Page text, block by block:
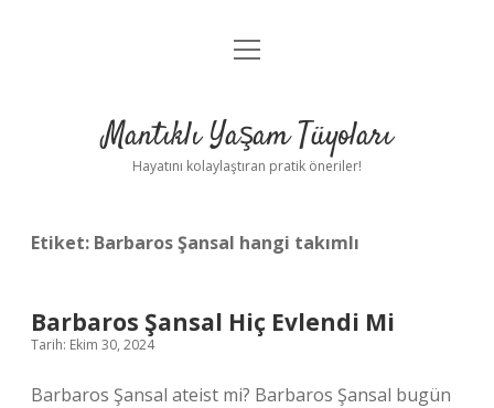
Anasayfa
Yasal Uyarı
menüyü
Mantıklı Yaşam Tüyoları
Hayatını kolaylaştıran pratik öneriler!
Etiket: Barbaros Şansal hangi takımlı
Barbaros Şansal Hiç Evlendi Mi
Tarih: Ekim 30, 2024
Barbaros Şansal ateist mi? Barbaros Şansal bugün